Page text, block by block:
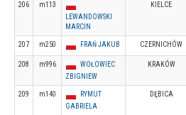
206
m113
LEWANDOWSKI
MARCIN
KIELCE
207 m250 FRAŃ JAKUB CZERNICHÓW
208 m996
WOŁOWIEC
ZBIGNIEW
KRAKÓW
209 m140
RYMUT
GABRIELA
DĘBICA